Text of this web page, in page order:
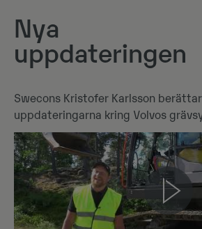
Nya
uppdateringen
Swecons Kristofer Karlsson
uppdateringarna kring Volvos